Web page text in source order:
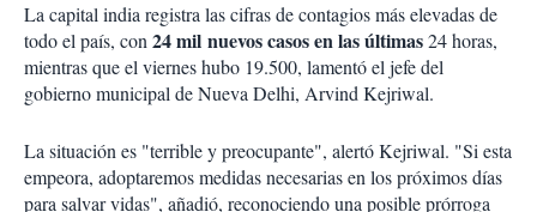
La capital india registra las cifras de contagios más elevadas de
todo el país, con24 mil nuevos casos en las últimas24 horas,
mientras que el viernes hubo 19.500, lamentó el jefe del
gobierno municipal de Nueva Delhi, Arvind Kejriwal.
La situación es "terrible y preocupante", alertó Kejriwal. "Si esta
empeora, adoptaremos medidas necesarias en los próximos días
para salvar vidas", añadió, reconociendo una posible prórroga